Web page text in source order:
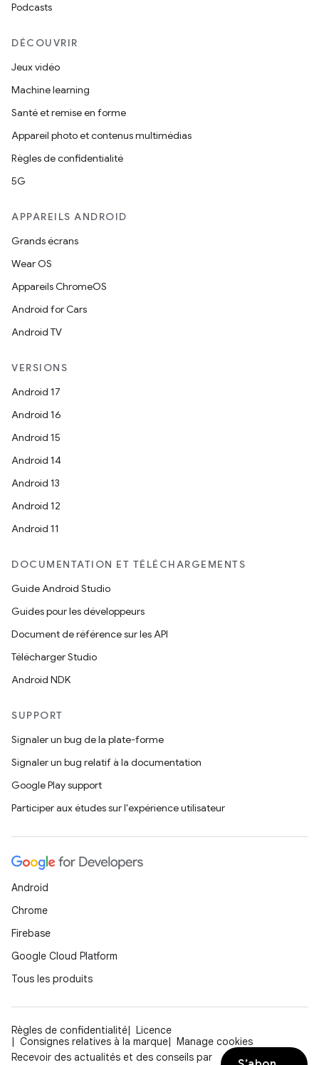
Podcasts
DÉCOUVRIR
Jeux vidéo
Machine learning
Santé et remise en forme
Appareil photo et contenus multimédias
Règles de confidentialité
5G
APPAREILS ANDROID
Grands écrans
Wear OS
Appareils ChromeOS
Android for Cars
Android TV
VERSIONS
Android 17
Android 16
Android 15
Android 14
Android 13
Android 12
Android 11
DOCUMENTATION ET TÉLÉCHARGEMENTS
Guide Android Studio
Guides pour les développeurs
Document de référence sur les API
Télécharger Studio
Android NDK
SUPPORT
Signaler un bug de la plate-forme
Signaler un bug relatif à la documentation
Google Play support
Participer aux études sur l'expérience utilisateur
Android
Chrome
Firebase
Google Cloud Platform
Tous les produits
Règles de confidentialité
Licence
Consignes relatives à la marque
Manage cookies
Recevoir des actualités et des conseils par